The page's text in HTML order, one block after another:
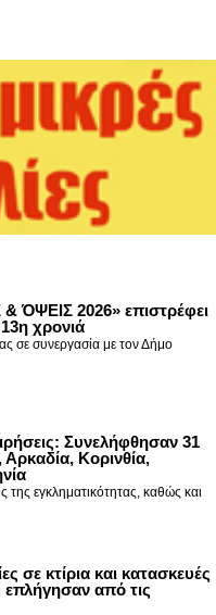
ΌΨΕΙΣ 2026» επιστρέφει
χρονιά
σε συνεργασία με τον Δήμο
Συνελήφθησαν 31
Κορινθία,
της εγκληματικότητας, καθώς και
σε κτίρια και κατασκευές
από τις